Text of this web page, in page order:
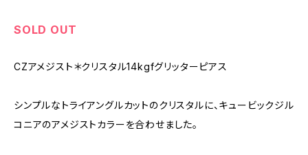
SOLD OUT
CZアメジスト＊クリスタル14kgfグリッターピアス
シンプルなトライアングルカットのクリスタルに、キュービックジル
コニアのアメジストカラーを合わせました。